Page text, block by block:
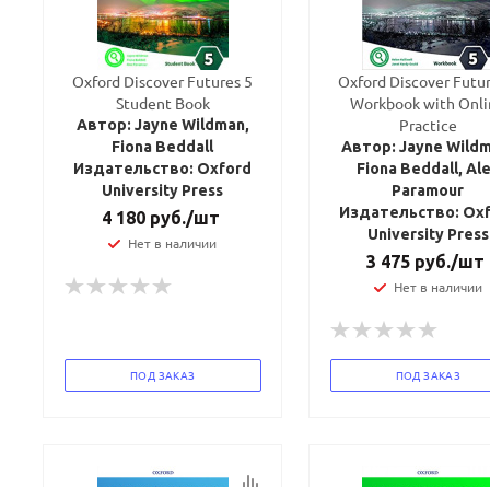
Oxford Discover Futures 5
Student Book
Автор: Jayne Wildman,
Fiona Beddall
Издательство: Oxford
University Press
4 180руб./шт
Нет в наличии
ПОД ЗАКАЗ
Oxford Discover
Workbook with
Practice
Автор: Jayne
Fiona Beddall,
Paramour
Издательство:
University Press
3 475 руб./шт
Нет в наличии
ПОД ЗАКАЗ